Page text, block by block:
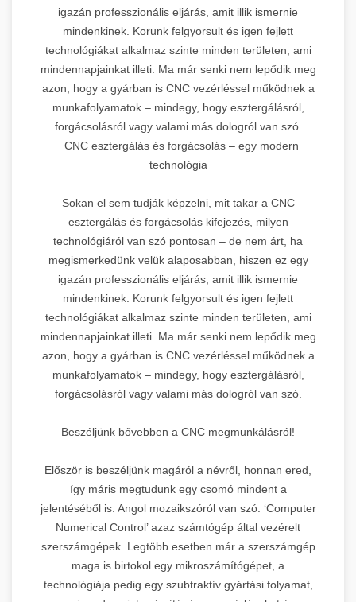
igazán professzionális eljárás, amit illik ismernie
mindenkinek. Korunk felgyorsult és igen fejlett
technológiákat alkalmaz szinte minden területen, ami
mindennapjainkat illeti. Ma már senki nem lepődik meg
azon, hogy a gyárban is CNC vezérléssel működnek a
munkafolyamatok – mindegy, hogy esztergálásról,
forgácsolásról vagy valami más dologról van szó.
CNC esztergálás és forgácsolás – egy modern
technológia
Sokan el sem tudják képzelni, mit takar a CNC
esztergálás és forgácsolás kifejezés, milyen
technológiáról van szó pontosan – de nem árt, ha
megismerkedünk velük alaposabban, hiszen ez egy
igazán professzionális eljárás, amit illik ismernie
mindenkinek. Korunk felgyorsult és igen fejlett
technológiákat alkalmaz szinte minden területen, ami
mindennapjainkat illeti. Ma már senki nem lepődik meg
azon, hogy a gyárban is CNC vezérléssel működnek a
munkafolyamatok – mindegy, hogy esztergálásról,
forgácsolásról vagy valami más dologról van szó.
Beszéljünk bővebben a CNC megmunkálásról!
Először is beszéljünk magáról a névről, honnan ered,
így máris megtudunk egy csomó mindent a
jelentéséből is. Angol mozaikszóról van szó: ‘Computer
Numerical Control’ azaz számtógép által vezérelt
szerszámgépek. Legtöbb esetben már a szerszámgép
maga is birtokol egy mikroszámítógépet, a
technológiája pedig egy szubtraktív gyártási folyamat,